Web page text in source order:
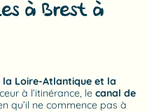
à Brest à
la Loire-Atlantique et la
à l’itinérance, le canal de
qu’il ne commence pas à